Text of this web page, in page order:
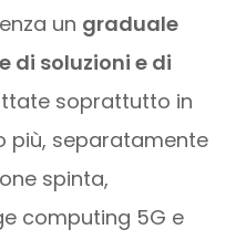
un graduale
di soluzioni e di
soprattutto in
più, separatamente
spinta,
computing 5G e